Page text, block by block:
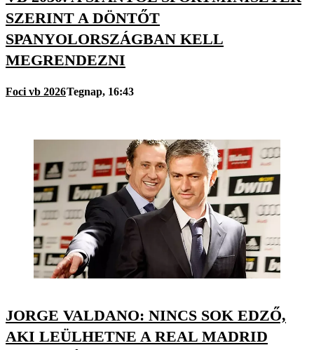
SZERINT A DÖNTŐT
SPANYOLORSZÁGBAN KELL
MEGRENDEZNI
Foci vb 2026Tegnap, 16:43
JORGE VALDANO: NINCS SOK EDZŐ,
AKI LEÜLHETNE A REAL MADRID